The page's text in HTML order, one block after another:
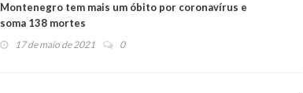
Montenegro tem mais um óbito por coronavírus e
soma 138 mortes
17 de maio de 2021 0